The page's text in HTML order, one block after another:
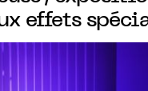
effets
les-
2023